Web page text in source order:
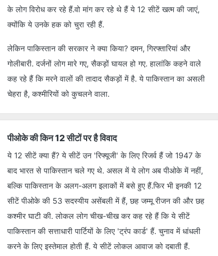
के लोग विरोध कर रहे हैं.वो मांग कर रहे थे हैं ये 12 सीटें खत्म की जाएं,
क्योंकि ये उनके हक को चुरा रही हैं.
लेकिन पाकिस्तान की सरकार ने क्या किया? दमन, गिरफ्तारियां और
गोलीबारी. दर्जनों लोग मारे गए, सैकड़ों घायल हो गए. हालांकि कहने वाले
कह रहे हैं कि मरने वालों की तादाद सैकड़ों में है. ये पाकिस्तान का असली
चेहरा है, कश्मीरियों को कुचलने वाला.
पीओके की किन 12 सीटों पर है विवाद
ये 12 सीटें क्या हैं? ये सीटें उन 'रिफ्यूजी' के लिए रिजर्व हैं जो 1947 के
बाद भारत से पाकिस्तान चले गए थे. असल में ये लोग अब पीओके में नहीं,
बल्कि पाकिस्तान के अलग-अलग इलाकों में बसे हुए हैं.फिर भी इनकी 12
सीटें पीओके की 53 सदस्यीय असेंबली में हैं, छह जम्मू रीजन की और छह
कश्मीर घाटी की. लोकल लोग चीख-चीख कर कह रहे हैं कि ये सीटें
पाकिस्तान की सत्ताधारी पार्टियों के लिए 'ट्रंप कार्ड' हैं. चुनाव में धांधली
करने के लिए इस्तेमाल होती हैं. ये सीटें लोकल आवाज को दबाती हैं.